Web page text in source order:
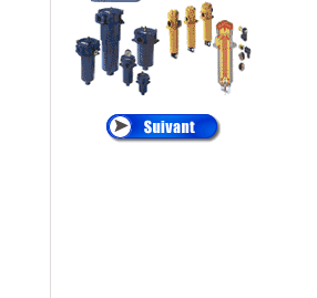
ALTAIR
:
Cartouches de
Dépoussiérage
•AMETEK
Filtres
Liquides